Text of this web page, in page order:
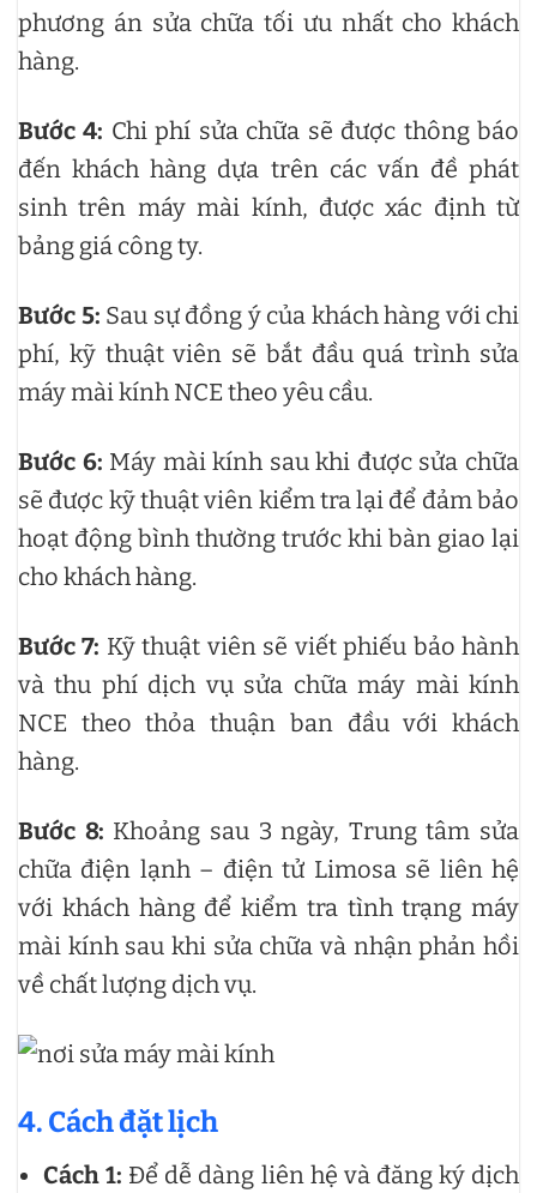
phương án sửa chữa tối ưu nhất cho khách
hàng.
Bước 4: Chi phí sửa chữa sẽ được thông báo
đến khách hàng dựa trên các vấn đề phát
sinh trên máy mài kính, được xác định từ
bảng giá công ty.
Bước 5: Sau sự đồng ý của khách hàng với chi
phí, kỹ thuật viên sẽ bắt đầu quá trình sửa
máy mài kính NCE theo yêu cầu.
Bước 6: Máy mài kính sau khi được sửa chữa
sẽ được kỹ thuật viên kiểm tra lại để đảm bảo
hoạt động bình thường trước khi bàn giao lại
cho khách hàng.
Bước 7: Kỹ thuật viên sẽ viết phiếu bảo hành
và thu phí dịch vụ sửa chữa máy mài kính
NCE theo thỏa thuận ban đầu với khách
hàng.
Bước 8: Khoảng sau 3 ngày, Trung tâm sửa
chữa điện lạnh – điện tử Limosa sẽ liên hệ
với khách hàng để kiểm tra tình trạng máy
mài kính sau khi sửa chữa và nhận phản hồi
về chất lượng dịch vụ.
4. Cách đặt lịch
Cách 1: Để dễ dàng liên hệ và đăng ký dịch